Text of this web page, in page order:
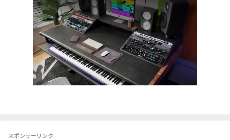
スポンサーリンク